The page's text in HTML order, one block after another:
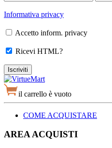
Informativa privacy
Accetto inform. privacy
Ricevi HTML?
il carrello è vuoto
COME ACQUISTARE
AREA ACQUISTI